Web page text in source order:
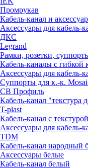
Промрукав
Кабель-канал и
Аксессуары для кабель-
ДКС
Legrand
Рамки, розетки,
Кабель-каналы с
Аксессуары для кабель-
Суппорты для к.-к.
СВ Профиль
Кабель-канал "текстура
T-plast
Кабель-канал с
Аксессуары для кабель-
TDM
Кабель-канал народный
Аксессуары белые
Кабель-канал белый